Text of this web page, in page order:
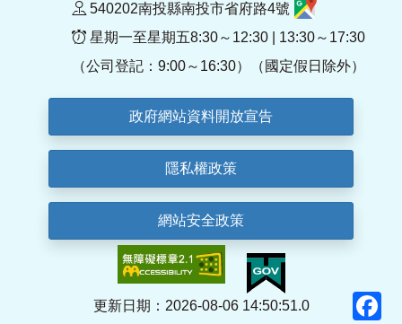
540202南投縣南投市省府路4號
星期一至星期五8:30～12:30 | 13:30～17:30
（公司登記：9:00～16:30）（國定假日除外）
政府網站資料開放宣告
隱私權政策
網站安全政策
更新日期：2026-08-06 14:50:51.0